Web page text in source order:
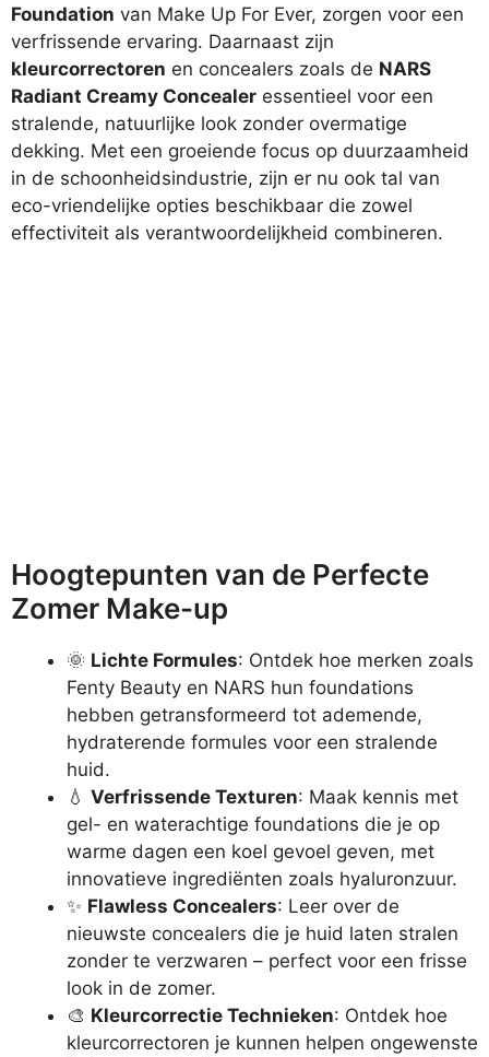
Foundation van Make Up For Ever, zorgen voor een
verfrissende ervaring. Daarnaast zijn
kleurcorrectoren en concealers zoals de NARS
Radiant Creamy Concealer essentieel voor een
stralende, natuurlijke look zonder overmatige
dekking. Met een groeiende focus op duurzaamheid
in de schoonheidsindustrie, zijn er nu ook tal van
eco-vriendelijke opties beschikbaar die zowel
effectiviteit als verantwoordelijkheid combineren.
Hoogtepunten van de Perfecte
Zomer Make-up
🌞 Lichte Formules: Ontdek hoe merken zoals
Fenty Beauty en NARS hun foundations
hebben getransformeerd tot ademende,
hydraterende formules voor een stralende
huid.
💧 Verfrissende Texturen: Maak kennis met
gel- en waterachtige foundations die je op
warme dagen een koel gevoel geven, met
innovatieve ingrediënten zoals hyaluronzuur.
✨ Flawless Concealers: Leer over de
nieuwste concealers die je huid laten stralen
zonder te verzwaren – perfect voor een frisse
look in de zomer.
🎨 Kleurcorrectie Technieken: Ontdek hoe
kleurcorrectoren je kunnen helpen ongewenste